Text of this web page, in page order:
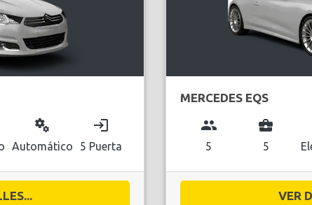
miscellaneous_services
Automático
login
5 Puerta
MERCEDES EQS
group
5
business_center
5
VER